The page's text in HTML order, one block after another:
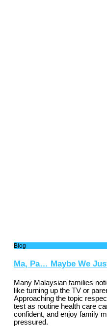
Blog
Ma, Pa… Maybe We
Many Malaysian families
like turning up the TV or
Approaching the topic
test as routine health care
confident, and enjoy family
pressured.